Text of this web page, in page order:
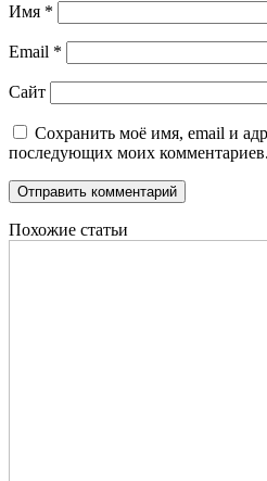
Имя *
Email *
Сайт
Сохранить моё имя, email и
последующих моих комментариев.
Похожие статьи